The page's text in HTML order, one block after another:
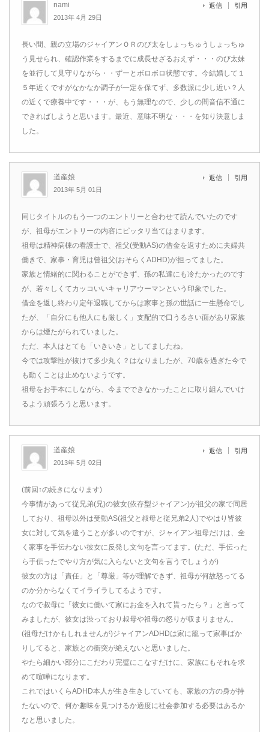
nami
2013年 4月 29日
返信 引用
長い間、親の立場のジャイアンＯＲのび太をしょっちゅうしょっちゅ
う見せられ、確認作業をするまでに成長せざるおえず・・・のび太妹
を並行して見守りながら・・ずーとボロボロ状態です。今結婚して１
５年近くですがなかなか調子が一定を保てず、多数派に少し近い？人
の近くで療養中です・・・が、もう無理なので、少しの間音信不通に
できればしようと思います。最近、意味不明な・・・を知り決意しま
した。
道産娘
2013年 5月 01日
返信 引用
同じタイトルのもう一つのエントリーと合わせて読んでいたのです
が、祖母がエントリーの内容にピッタリ当てはまります。
祖母は精神病棟の看護士で、祖父(受動AS)の借金を返すために夫婦共
働きで、家事・育児は曾祖父(おそらくADHD)が担ってました。
家族と情緒的に関わることができず、孫の私達にも冷たかったのです
が、若々しくてカッコいいキャリアウーマンという印象でした。
借金を返し終わり定年退職してからは家事と孫の世話に一生懸命でし
たが、「自分にも他人にも厳しく」支配的で口うるさい面があり家族
からは煙たがられていました。
ただ、本人はとても「いきいき」としてましたね。
今では攻撃性が抜けて多少丸く？はなりましたが、70歳を過ぎた今で
も動くことは止めないようです。
祖母をお手本にしながら、今までできなかったことに取り組んでいけ
るよう頑張ろうと思います。
道産娘
2013年 5月 02日
返信 引用
(前回↑の続きになります)
今事情があって従兄弟(兄)の彼女(依存型ジャイアン)が祖父の家で同居
しており、祖母以外は受動AS(祖父と叔母と従兄弟2人)でやはり皆彼
女に対して気を遣うことが多いのですが、ジャイアン祖母だけは、全
く家事を手伝わない彼女に反発し文句を言ってます。(ただ、手伝った
ら手伝ったでやり方が気に入らないと文句を言うでしょうが)
彼女の方は「責任」と「尊厳」等が理解できず、祖母が何故怒ってる
のか分からなくてイライラしてるようです。
なので叔母に「彼女に働いて家にお金を入れて貰ったら？」と言って
みましたが、彼女は渋っており叔母や祖母の怒りが収まりません。
(祖母だけかもしれませんが)ジャイアンADHDは家に籠って家事ばか
りしてると、家族との衝突が絶えないと思いました。
やたら細かい部分にこだわり完璧にこなすだけに、家族にもそれを求
めて喧嘩になります。
これではいくらADHD本人が生き生きしていても、家族の方の身が持
たないので、何か趣味を見つけるか適度に社会参加する必要はあるか
なと思いました。